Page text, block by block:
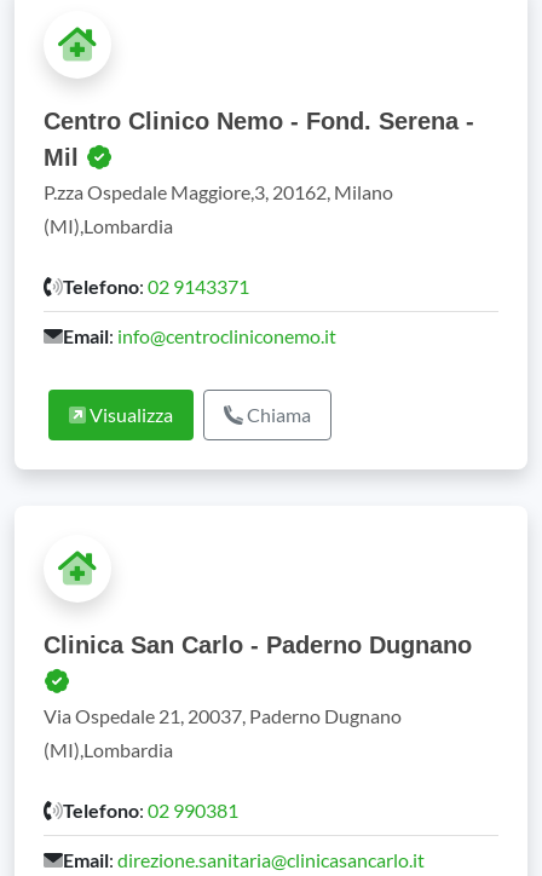
Centro Clinico Nemo - Fond. Serena -
Mil
P.zza Ospedale Maggiore,3, 20162, Milano
(MI),Lombardia
Telefono: 02 9143371
Email: info@centrocliniconemo.it
Visualizza Chiama
Clinica San Carlo - Paderno Dugnano
Via Ospedale 21, 20037, Paderno Dugnano
(MI),Lombardia
Telefono: 02 990381
Email: direzione.sanitaria@clinicasancarlo.it